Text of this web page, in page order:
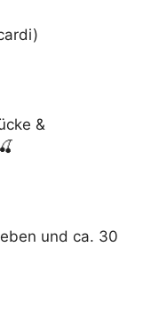
&
und ca. 30